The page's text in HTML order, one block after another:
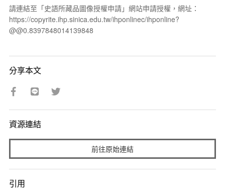
請連結至「史語所藏品圖像授權申請」網站申請授權，網址：
https://copyrite.ihp.sinica.edu.tw/ihponlinec/ihponline?
@@0.8397848014139848
分享本文
資源連結
前往原始連結
引用